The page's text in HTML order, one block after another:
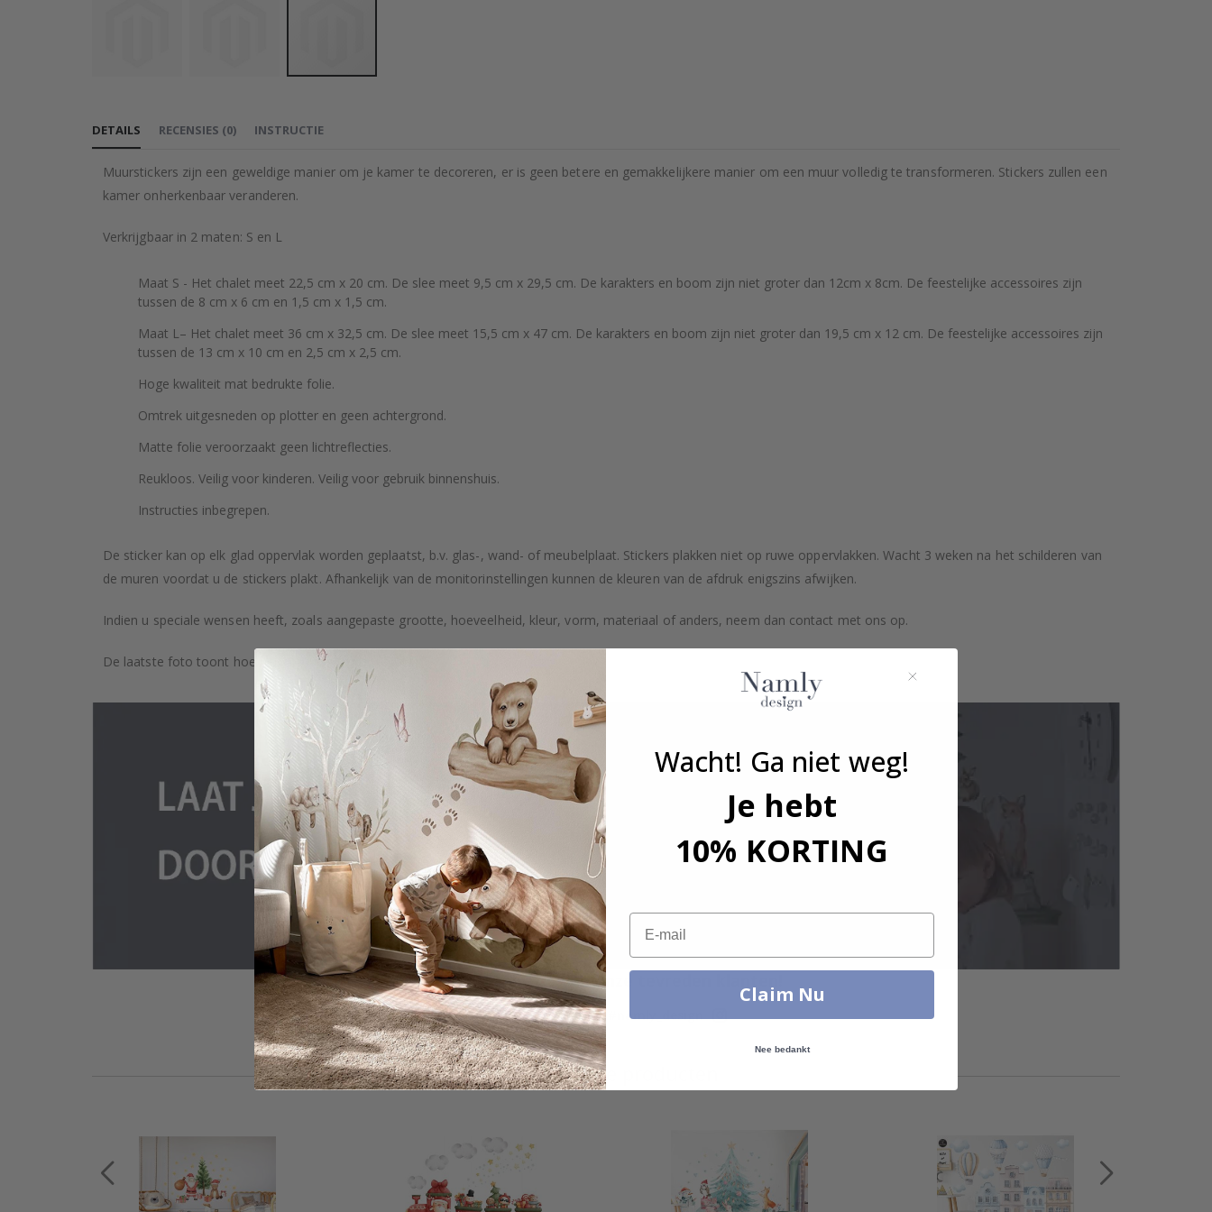
het
van
de
gallerij
DETAILS
Muurstickers zijn een geweldige manier om je kamer te decoreren, er is geen betere en gemakkelijkere manier om een muur volledig te transformeren. Stickers zullen een
kamer onherkenbaar veranderen.
Verkrijgbaar in 2 maten: S en L
Maat S - Het chalet meet 22,5 cm x 20 cm. De slee meet 9,5 cm x 29,5 cm. De karakters en boom zijn niet groter dan 12cm x 8cm. De feestelijke accessoires zijn
tussen de 8 cm x 6 cm en 1,5 cm x 1,5 cm.
Maat L– Het chalet meet 36 cm x 32,5 cm. De slee meet 15,5 cm x 47 cm. De karakters en boom zijn niet groter dan 19,5 cm x 12 cm. De feestelijke accessoires zijn
tussen de 13 cm x 10 cm en 2,5 cm x 2,5 cm.
Hoge kwaliteit mat bedrukte folie.
Omtrek uitgesneden op plotter en geen achtergrond.
Matte folie veroorzaakt geen lichtreflecties.
Reukloos. Veilig voor kinderen. Veilig voor gebruik binnenshuis.
Instructies inbegrepen.
De sticker kan op elk glad oppervlak worden geplaatst, b.v. glas-, wand- of meubelplaat. Stickers plakken niet op ruwe oppervlakken. Wacht 3 weken na het schilderen van
de muren voordat u de stickers plakt. Afhankelijk van de monitorinstellingen kunnen de kleuren van de afdruk enigszins afwijken.
Indien u speciale wensen heeft, zoals aangepaste grootte, hoeveelheid, kleur, vorm, materiaal of anders, neem dan contact met ons op.
De laatste foto toont hoe het product wordt verpakt.
RECENSIES (0) INSTRUCTIE
Echte inspiratie van onze tevreden klanten!
Tag die van jou met #namly_design
Vergelijkbare producten
Wacht! Ga niet weg!
Je hebt
10% KORTING
Email
Claim Nu
Nee bedankt